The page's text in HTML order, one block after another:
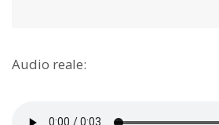
Audio reale: